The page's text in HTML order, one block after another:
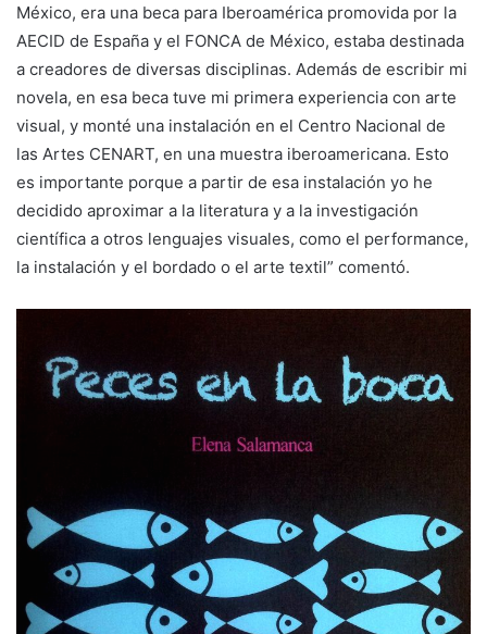
México, era una beca para Iberoamérica promovida por la
AECID de España y el FONCA de México, estaba destinada
a creadores de diversas disciplinas. Además de escribir mi
novela, en esa beca tuve mi primera experiencia con arte
visual, y monté una instalación en el Centro Nacional de
las Artes CENART, en una muestra iberoamericana. Esto
es importante porque a partir de esa instalación yo he
decidido aproximar a la literatura y a la investigación
científica a otros lenguajes visuales, como el performance,
la instalación y el bordado o el arte textil” comentó.